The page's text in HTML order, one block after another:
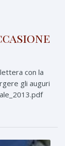
con la
gli auguri